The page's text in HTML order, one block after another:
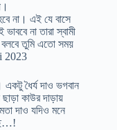
না। এই যে বাসে
না তারা স্বামী
বলবে তুমি এতো সময়
2023
একটু ধৈর্য দাও ভগবান
কাউর দাড়ায়
দাও যদিও মনে